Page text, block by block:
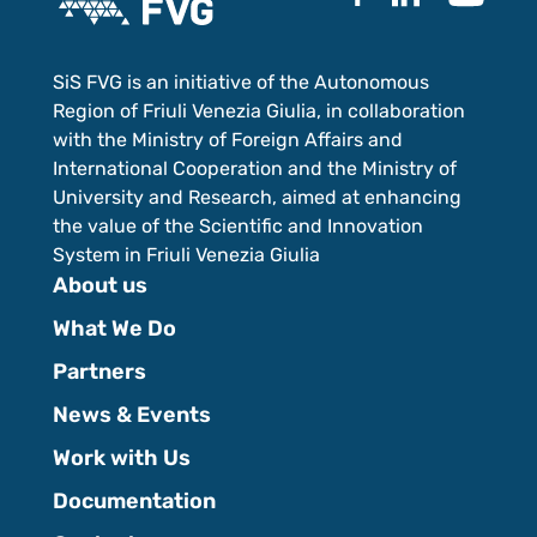
SiS FVG is an initiative of the Autonomous
Region of Friuli Venezia Giulia, in collaboration
with the Ministry of Foreign Affairs and
International Cooperation and the Ministry of
University and Research, aimed at enhancing
the value of the Scientific and Innovation
System in Friuli Venezia Giulia
About us
What We Do
Partners
News & Events
Work with Us
Documentation